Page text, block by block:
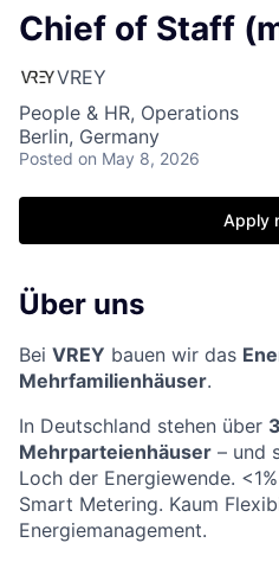
Chief of Staff
VREY
People & HR, Operations
Berlin, Germany
Posted on May 8, 2026
Apply
Über uns
Bei VREY bauen wir das
Mehrfamilienhäuser.
In Deutschland stehen über
Mehrparteienhäuser – und
Loch der Energiewende.
Smart Metering. Kaum
Energiemanagement.